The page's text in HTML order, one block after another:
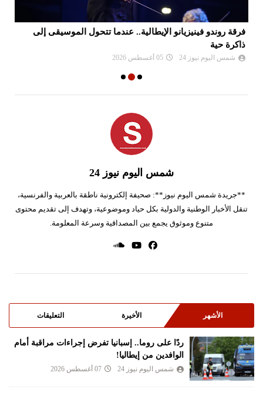
فرقة روندو فينيزيانو الإيطالية.. عندما تتحول الموسيقى إلى
ذاكرة حية
شمس اليوم نيوز 24 05 أغسطس 2026
شمس اليوم نيوز 24
**جريدة شمس اليوم نيوز**: صحيفة إلكترونية ناطقة بالعربية والفرنسية،
تنقل الأخبار الوطنية والدولية بكل حياد وموضوعية، وتهدف إلى تقديم محتوى
متنوع وموثوق يجمع بين المصداقية وسرعة المعلومة.
الأشهر الأخيرة التعليقات
ردًا على روما.. إسبانيا تفرض إجراءات مراقبة أمام
الوافدين من إيطاليا!
شمس اليوم نيوز 24 07 أغسطس 2026